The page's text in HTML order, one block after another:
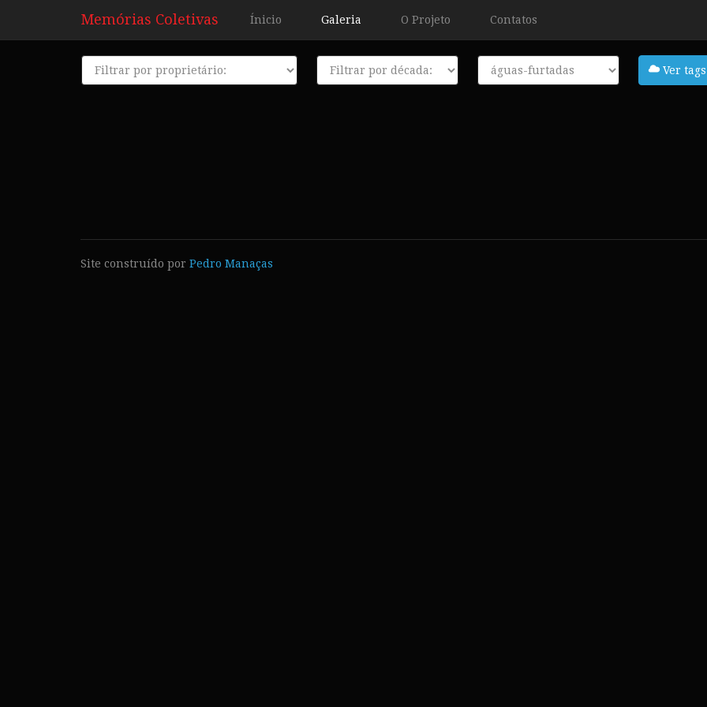
Memórias Coletivas Ínicio Galeria O Projeto Contatos
Proprietário Década Tags
Ver tags
Site construído por Pedro Manaças